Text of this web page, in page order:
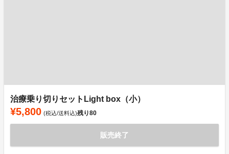
治療乗り切りセットLight box（小）
¥5,800 (税込/送料込)残り80
販売終了